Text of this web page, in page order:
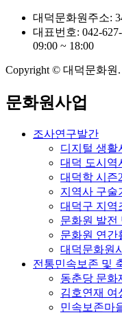
대덕문화원주소:
대표번호: 042-
09:00 ~ 18:00
Copyright © 대덕문화원.
문화원사업
조사연구발간
디지털 생활
대덕 도시역
대덕학 시즌2
지역사 구술
대덕구 지역
문화원 발전
문화원 연간
대덕문화원
전통민속보존 및
동춘당 문화
김호연재 여
민속보존마